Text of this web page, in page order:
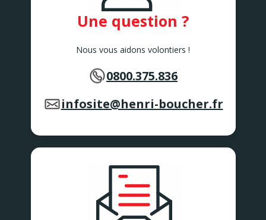
Une question ?
Nous vous aidons volontiers !
0800.375.836
infosite@henri-boucher.fr